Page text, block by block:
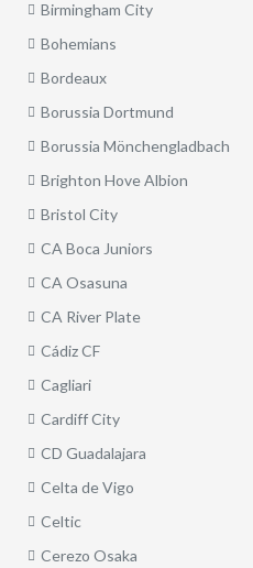
Birmingham City
Bohemians
Bordeaux
Borussia Dortmund
Borussia Mönchengladbach
Brighton Hove Albion
Bristol City
CA Boca Juniors
CA Osasuna
CA River Plate
Cádiz CF
Cagliari
Cardiff City
CD Guadalajara
Celta de Vigo
Celtic
Cerezo Osaka